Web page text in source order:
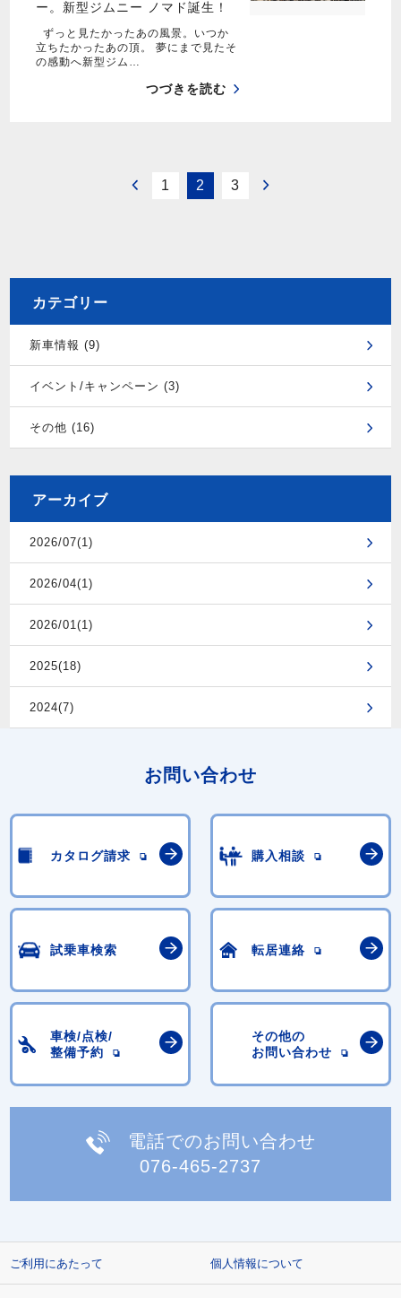
ー。新型ジムニー ノマド誕生！
ずっと見たかったあの風景。いつか
立ちたかったあの頂。 夢にまで見たそ
の感動へ新型ジム…
つづきを読む
1 2 3
カテゴリー
新車情報 (9)
イベント/キャンペーン (3)
その他 (16)
アーカイブ
2026/07(1)
2026/04(1)
2026/01(1)
2025(18)
2024(7)
お問い合わせ
カタログ請求 購入相談
試乗車検索 転居連絡
車検/点検/
整備予約
その他の
お問い合わせ
電話でのお問い合わせ
076-465-2737
ご利用にあたって 個人情報について